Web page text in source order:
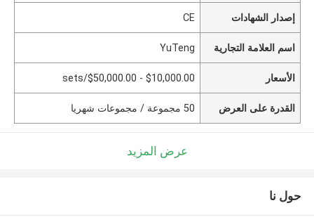
إصدار الشهادات CE
اسم العلامة التجارية YuTeng
الأسعار $10,000.00 - $50,000.00/sets
القدرة على العرض 50 مجموعة / مجموعات شهريا
عرض المزيد
حول نا